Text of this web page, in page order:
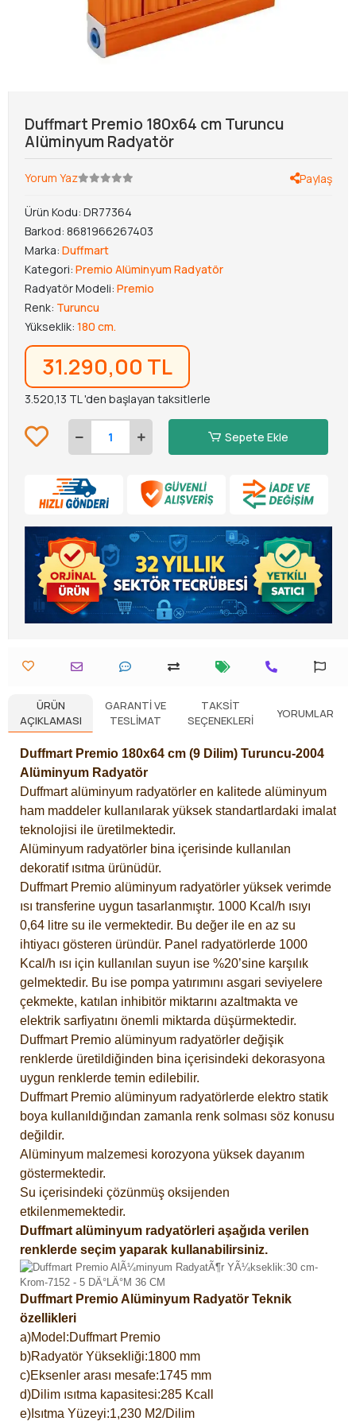
Duffmart Premio 180x64 cm Turuncu
Alüminyum Radyatör
Yorum Yaz Paylaş
Ürün Kodu: DR77364
Barkod: 8681966267403
Marka: Duffmart
Kategori: Premio Alüminyum Radyatör
Radyatör Modeli: Premio
Renk: Turuncu
Yükseklik: 180 cm.
31.290,00 TL
3.520,13 TL 'den başlayan taksitlerle
Sepete Ekle
ÜRÜN
AÇIKLAMASI
GARANTI VE
TESLIMAT
TAKSIT
SEÇENEKLERI
YORUMLAR
Duffmart Premio 180x64 cm (9 Dilim) Turuncu-2004
Alüminyum Radyatör
Duffmart alüminyum radyatörler en kalitede alüminyum
ham maddeler kullanılarak yüksek standartlardaki imalat
teknolojisi ile üretilmektedir.
Alüminyum radyatörler bina içerisinde kullanılan
dekoratif ısıtma ürünüdür.
Duffmart Premio alüminyum radyatörler yüksek verimde
ısı transferine uygun tasarlanmıştır. 1000 Kcal/h ısıyı
0,64 litre su ile vermektedir. Bu değer ile en az su
ihtiyacı gösteren üründür. Panel radyatörlerde 1000
Kcal/h ısı için kullanılan suyun ise %20’sine karşılık
gelmektedir. Bu ise pompa yatırımını asgari seviyelere
çekmekte, katılan inhibitör miktarını azaltmakta ve
elektrik sarfiyatını önemli miktarda düşürmektedir.
Duffmart Premio alüminyum radyatörler değişik
renklerde üretildiğinden bina içerisindeki dekorasyona
uygun renklerde temin edilebilir.
Duffmart Premio alüminyum radyatörlerde elektro statik
boya kullanıldığından zamanla renk solması söz konusu
değildir.
Alüminyum malzemesi korozyona yüksek dayanım
göstermektedir.
Su içerisindeki çözünmüş oksijenden
etkilenmemektedir.
Duffmart alüminyum radyatörleri aşağıda verilen
renklerde seçim yaparak kullanabilirsiniz.
Duffmart Premio Alüminyum Radyatör Teknik
özellikleri
a)Model:Duffmart Premio
b)Radyatör Yüksekliği:1800 mm
c)Eksenler arası mesafe:1745 mm
d)Dilim ısıtma kapasitesi:285 Kcall
e)Isıtma Yüzeyi:1,230 M2/Dilim